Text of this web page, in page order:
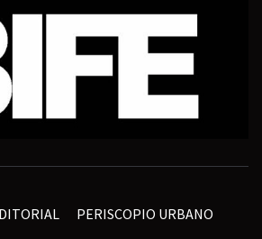
PERISCOPIO URBANO